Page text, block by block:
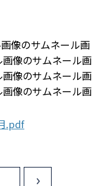
.pdf